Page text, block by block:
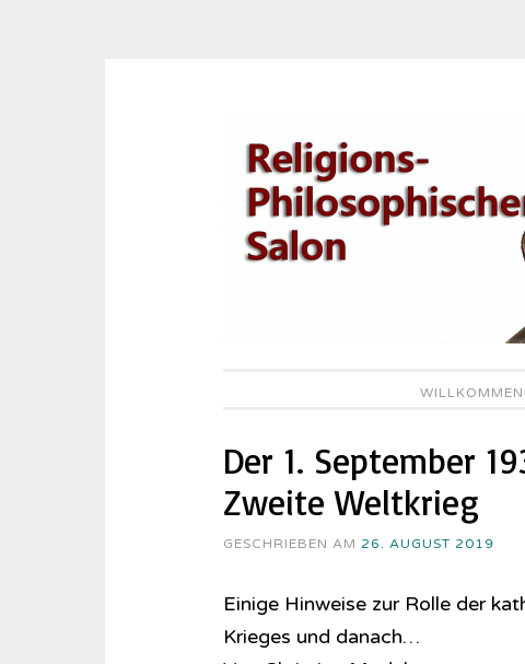
Inhalt
springen
Der 1. September
Zweite Weltkrieg
GESCHRIEBEN AM 26. AUGUST 2019
Einige Hinweise zur Rolle der
Krieges und danach…